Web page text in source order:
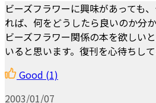
ビーズフラワーに興味があっても
れば、何をどうしたら良いのか分
ビーズフラワー関係の本を欲しい
いると思います。復刊を心待ちして
Good (1)
2003/01/07